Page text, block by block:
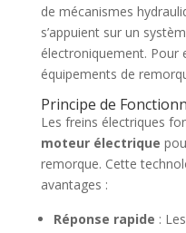
de mécanismes
s’appuient sur un
électroniquement. Pour
équipements de
Principe de
Les freins électriques
moteur électrique
remorque. Cette
avantages :
Réponse rapide :